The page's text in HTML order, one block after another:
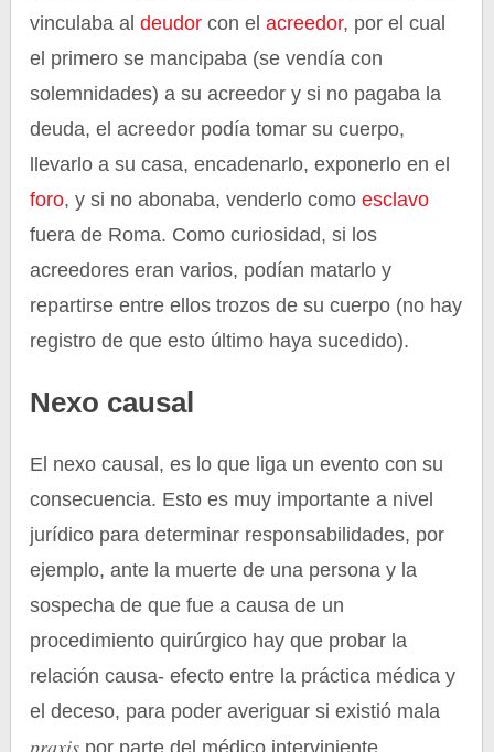
vinculaba al deudor con elacreedor, por el cual
el primero se mancipaba (se vendía con
solemnidades) a su acreedor y si no pagaba la
deuda, el acreedor podía tomar su cuerpo,
llevarlo a su casa, encadenarlo, exponerlo en el
foro, y si no abonaba, venderlo comoesclavo
fuera de Roma. Como curiosidad, si los
acreedores eran varios, podían matarlo y
repartirse entre ellos trozos de su cuerpo (no hay
registro de que esto último haya sucedido).
Nexo causal
El nexo causal, es lo que liga un evento con su
consecuencia. Esto es muy importante a nivel
jurídico para determinar responsabilidades, por
ejemplo, ante la muerte de una persona y la
sospecha de que fue a causa de un
procedimiento quirúrgico hay que probar la
relación causa- efecto entre la práctica médica y
el deceso, para poder averiguar si existió mala
praxis por parte del médico interviniente.